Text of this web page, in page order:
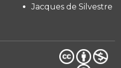
Jacques de Silvestre